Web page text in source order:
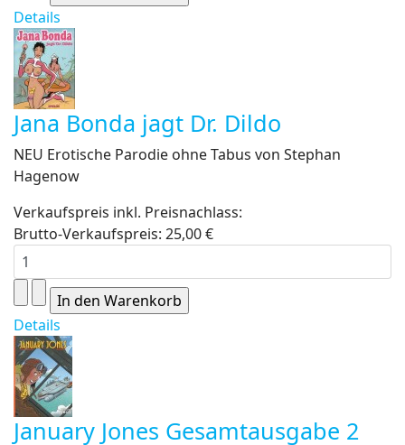
Details
Jana Bonda jagt Dr. Dildo
NEU Erotische Parodie ohne Tabus von Stephan
Hagenow
Verkaufspreis inkl. Preisnachlass:
Brutto-Verkaufspreis: 25,00 €
Details
January Jones Gesamtausgabe 2